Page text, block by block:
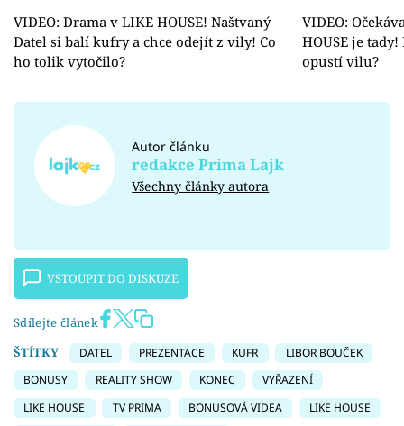
VIDEO: Drama v LIKE HOUSE! Naštvaný
Datel si balí kufry a chce odejít z vily! Co
ho tolik vytočilo?
VIDEO:
HOUSE je
opustí vilu?
Autor článku
redakce Prima Lajk
Všechny články autora
VSTOUPIT DO DISKUZE
Sdílejte článek
ŠTÍTKY
DATEL PREZENTACE KUFR
LIBOR BOUČEK
BONUSY
REALITY SHOW KONEC
VYŘAZENÍ
LIKE HOUSE
TV PRIMA BONUSOVÁ VIDEA
LIKE HOUSE